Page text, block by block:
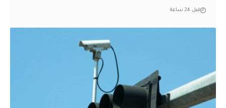
قبل 24 ساعة